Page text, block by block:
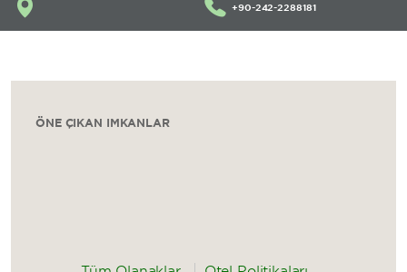
+90-242-2288181
ÖNE ÇIKAN İMKANLAR